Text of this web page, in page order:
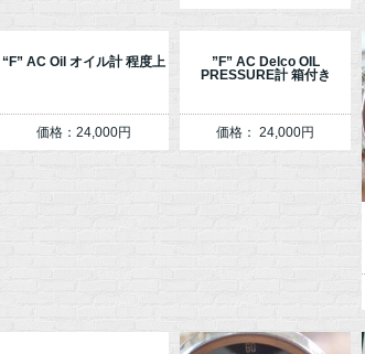
“F” AC Oil オイル計 程度上
価格：24,000円
”F” AC Delco OIL
PRESSURE計 箱付き
価格： 24,000円